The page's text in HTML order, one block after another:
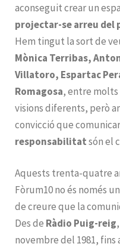
aconseguit crear un
projectar-se arreu del
Hem tingut la sort de
Mònica Terribas,
Villatoro, Espartac
Romagosa, entre molts
visions diferents, però
convicció que
responsabilitatsón el
Aquests trenta-quatre
Fòrum10 no és només
de creure que la
Des de Ràdio Puig-reig
novembre del 1981, fins